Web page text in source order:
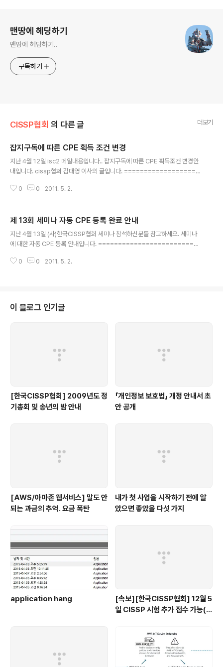
맨땅에 헤딩하기
맨땅에 헤당하기..
구독하기
CISSP협회 의 다른 글 더보기
잡지구독에 따른 CPE 획득 조건 변경
지난 4월 12일 isc2 메일내용입니다.. 잡지구독에 따른 CPE 획득조건 변경안
내입니다. cissp협회 김대영 이사의 글입니다. ===================
지는 않지만 그래도 공유하면 좋을듯한 내용이라 올려봅니다. 아시는 분은 아시
으면 되기때문에 불법획득의 유혹(?)을 받기 쉬운 CPE 이수활동중 하나였죠.
그런데 그 부정행위가 아무래도 걱정되었는지 잡지/책 구독에 대한 CPE 자동
부여가 6월 1일부터 중단되고 이후부터는 잡지/책 구독에 따른 C..
0 0 2011. 5. 2.
제 13회 세미나 자동 CPE 등록 완료 안내
지난 4월 13일 (사)한국CISSP협회 세미나 참석하신분들 참고하세요. 세미나
에 대한 자동 CPE 등록 안내입니다. =========================
======== 안녕하세요. (사)한국 CISSP 협회입니다. 2011년 4월 13일 제 1
이 안되신 참가자분들은 info@cisspkorea.or.kr로 사전신청 또는 현장 등록
시에 기입한 이름,Cert I..
0 0 2011. 5. 2.
이 블로그 인기글
[한국CISSP협회] 2009년도 정
기총회 및 송년의 밤 안내
「개인정보 보호법」 개정 안내서 초
안 공개
[AWS/아마존 웹서비스] 말도 안
되는 과금의 추억. 요금 폭탄
내가 첫 사업을 시작하기 전에 알
았으면 좋았을 다섯 가지
application hang
[속보][한국CISSP협회] 12월 5
일 CISSP 시험 추가 접수 가능(1